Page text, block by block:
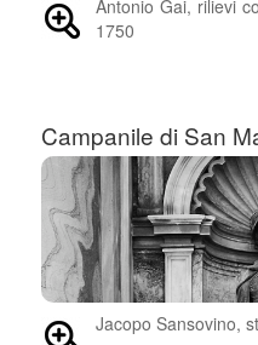
Antonio Gai, rilievi
1750
Campanile di San
Jacopo Sansovino,